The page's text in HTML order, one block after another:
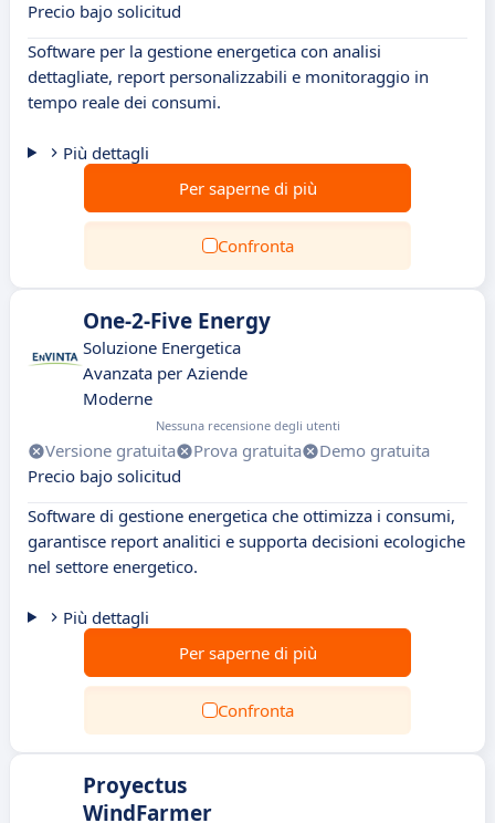
Precio bajo solicitud
Software per la gestione energetica con analisi
dettagliate, report personalizzabili e monitoraggio in
tempo reale dei consumi.
Più dettagli
Per saperne di più
Confronta
One-2-Five Energy
Soluzione Energetica
Avanzata per Aziende
Moderne
Nessuna recensione degli utenti
Versione gratuita Prova gratuita
Demo gratuita
Precio bajo solicitud
Software di gestione energetica che ottimizza i consumi,
garantisce report analitici e supporta decisioni ecologiche
nel settore energetico.
Più dettagli
Per saperne di più
Confronta
Proyectus
WindFarmer